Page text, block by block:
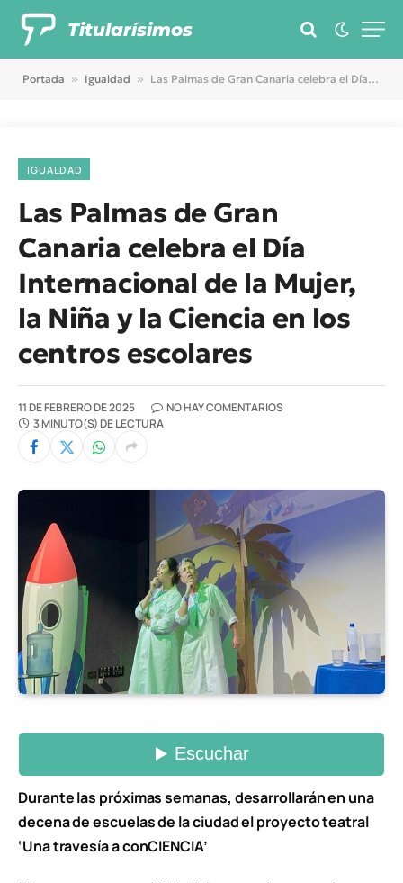
Titularísimos
Portada » Igualdad » Las Palmas de Gran Canaria celebra el Día Internacional de la Mujer, la Niña y la Ciencia en los centros escolares
IGUALDAD
Las Palmas de Gran
Canaria celebra el Día
Internacional de la Mujer,
la Niña y la Ciencia en los
centros escolares
11 DE FEBRERO DE 2025
NO HAY COMENTARIOS
3 MINUTO(S) DE LECTURA
Durante las próximas semanas, desarrollarán en una
decena de escuelas de la ciudad el proyecto teatral
‘Una travesía a conCIENCIA’